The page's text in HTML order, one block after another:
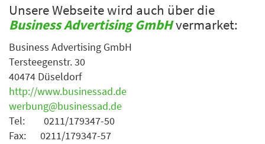
Unsere Webseite wird auch über die
Business Advertising GmbHvermarket:
Business Advertising GmbH
Tersteegenstr. 30
40474 Düseldorf
http://www.businessad.de
werbung@businessad.de
Tel: 0211/179347-50
Fax: 0211/179347-57